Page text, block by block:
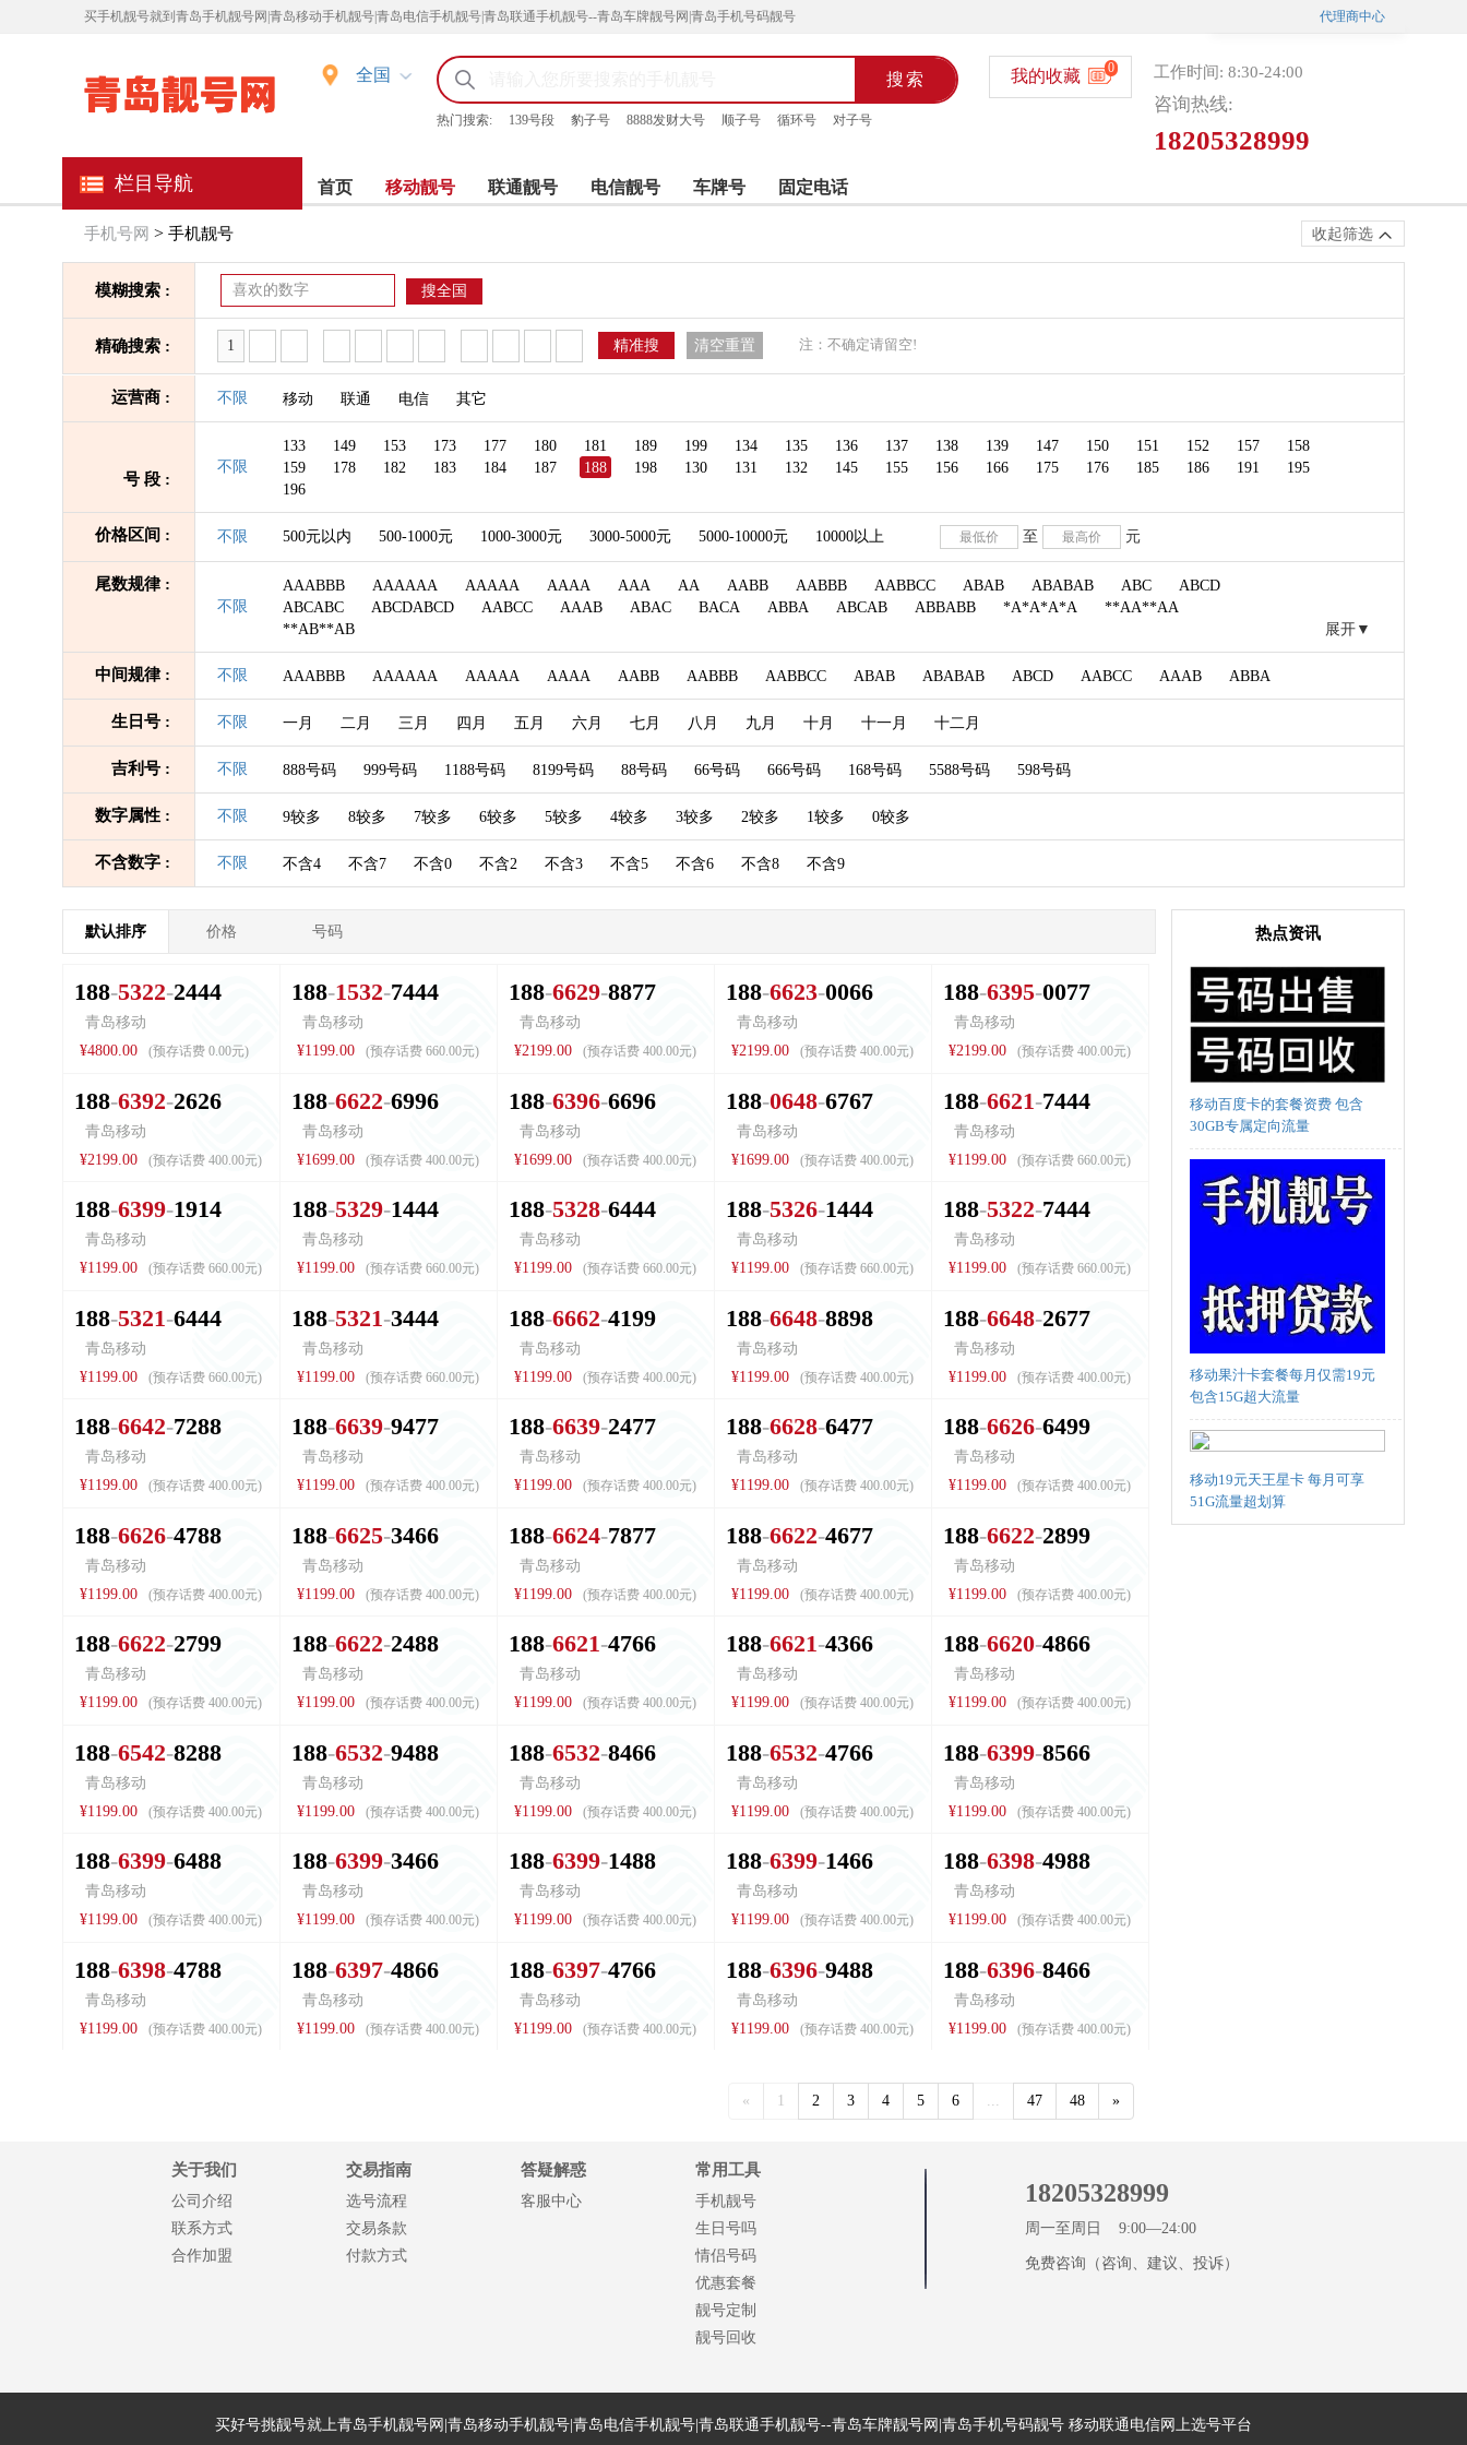
买手机靓号就到青岛手机靓号网|青岛移动手机靓号|青岛电信手机靓号|青岛联通手机靓号--青岛车牌靓号网|青岛手机号码靓号 代理商中心
微信选号
全国
热门搜索: 139号段 豹子号 8888发财大号 顺子号 循环号 对子号
我的收藏 0 工作时间: 8:30-24:00
咨询热线:
18205328999
栏目导航 首页 移动靓号 联通靓号 电信靓号 车牌号 固定电话
收起筛选
手机号网 > 手机靓号
模糊搜索 : 搜全国
精确搜索 : 精准搜 清空重置 注：不确定请留空!
运营商 : 不限 移动 联通 电信 其它
号 段 :
不限
133 149 153 173 177 180 181 189 199 134 135 136 137 138 139 147 150 151 152 157
158
159
178 182 183 184 187 188 198 130 131 132 145 155 156 166 175 176 185 186 191
195
196
价格区间 : 不限 500元以内 500-1000元 1000-3000元 3000-5000元 5000-10000元 10000以上 至 元
尾数规律 :
不限
AAABBB AAAAAA AAAAA AAAA AAA AA AABB AABBB AABBCC ABAB ABABAB ABC
ABCD
ABCABC
ABCDABCD AABCC AAAB ABAC BACA ABBA ABCAB ABBABB *A*A*A*A
**AA**AA
**AB**AB
展开▼
中间规律 : 不限 AAABBB AAAAAA AAAAA AAAA AABB AABBB AABBCC ABAB ABABAB ABCD AABCC AAAB ABBA
生日号 : 不限 一月 二月 三月 四月 五月 六月 七月 八月 九月 十月 十一月 十二月
吉利号 : 不限 888号码 999号码 1188号码 8199号码 88号码 66号码 666号码 168号码 5588号码 598号码
数字属性 : 不限 9较多 8较多 7较多 6较多 5较多 4较多 3较多 2较多 1较多 0较多
不含数字 : 不限 不含4 不含7 不含0 不含2 不含3 不含5 不含6 不含8 不含9
默认排序 价格 号码
188 5322 2444
青岛移动
¥4800.00
(预存话费 0.00元)
188 1532 7444
青岛移动
¥1199.00
(预存话费 660.00元)
188 6629 8877
青岛移动
¥2199.00
(预存话费 400.00元)
188 6623 0066
青岛移动
¥2199.00
(预存话费 400.00元)
188 6395 0077
青岛移动
¥2199.00
(预存话费 400.00元)
188 6392 2626
青岛移动
¥2199.00
(预存话费 400.00元)
188 6622 6996
青岛移动
¥1699.00
(预存话费 400.00元)
188 6396 6696
青岛移动
¥1699.00
(预存话费 400.00元)
188 0648 6767
青岛移动
¥1699.00
(预存话费 400.00元)
188 6621 7444
青岛移动
¥1199.00
(预存话费 660.00元)
188 6399 1914
青岛移动
¥1199.00
(预存话费 660.00元)
188 5329 1444
青岛移动
¥1199.00
(预存话费 660.00元)
188 5328 6444
青岛移动
¥1199.00
(预存话费 660.00元)
188 5326 1444
青岛移动
¥1199.00
(预存话费 660.00元)
188 5322 7444
青岛移动
¥1199.00
(预存话费 660.00元)
188 5321 6444
青岛移动
¥1199.00
(预存话费 660.00元)
188 5321 3444
青岛移动
¥1199.00
(预存话费 660.00元)
188 6662 4199
青岛移动
¥1199.00
(预存话费 400.00元)
188 6648 8898
青岛移动
¥1199.00
(预存话费 400.00元)
188 6648 2677
青岛移动
¥1199.00
(预存话费 400.00元)
188 6642 7288
青岛移动
¥1199.00
(预存话费 400.00元)
188 6639 9477
青岛移动
¥1199.00
(预存话费 400.00元)
188 6639 2477
青岛移动
¥1199.00
(预存话费 400.00元)
188 6628 6477
青岛移动
¥1199.00
(预存话费 400.00元)
188 6626 6499
青岛移动
¥1199.00
(预存话费 400.00元)
188 6626 4788
青岛移动
¥1199.00
(预存话费 400.00元)
188 6625 3466
青岛移动
¥1199.00
(预存话费 400.00元)
188 6624 7877
青岛移动
¥1199.00
(预存话费 400.00元)
188 6622 4677
青岛移动
¥1199.00
(预存话费 400.00元)
188 6622 2899
青岛移动
¥1199.00
(预存话费 400.00元)
188 6622 2799
青岛移动
¥1199.00
(预存话费 400.00元)
188 6622 2488
青岛移动
¥1199.00
(预存话费 400.00元)
188 6621 4766
青岛移动
¥1199.00
(预存话费 400.00元)
188 6621 4366
青岛移动
¥1199.00
(预存话费 400.00元)
188 6620 4866
青岛移动
¥1199.00
(预存话费 400.00元)
188 6542 8288
青岛移动
¥1199.00
(预存话费 400.00元)
188 6532 9488
青岛移动
¥1199.00
(预存话费 400.00元)
188 6532 8466
青岛移动
¥1199.00
(预存话费 400.00元)
188 6532 4766
青岛移动
¥1199.00
(预存话费 400.00元)
188 6399 8566
青岛移动
¥1199.00
(预存话费 400.00元)
188 6399 6488
青岛移动
¥1199.00
(预存话费 400.00元)
188 6399 3466
青岛移动
¥1199.00
(预存话费 400.00元)
188 6399 1488
青岛移动
¥1199.00
(预存话费 400.00元)
188 6399 1466
青岛移动
¥1199.00
(预存话费 400.00元)
188 6398 4988
青岛移动
¥1199.00
(预存话费 400.00元)
188 6398 4788
青岛移动
¥1199.00
(预存话费 400.00元)
188 6397 4866
青岛移动
¥1199.00
(预存话费 400.00元)
188 6397 4766
青岛移动
¥1199.00
(预存话费 400.00元)
188 6396 9488
青岛移动
¥1199.00
(预存话费 400.00元)
188 6396 8466
青岛移动
¥1199.00
(预存话费 400.00元)
« 1 2 3 4 5 6 ... 47 48 »
热点资讯
移动百度卡的套餐资费 包含
30GB专属定向流量
移动果汁卡套餐每月仅需19元
包含15G超大流量
移动19元天王星卡 每月可享
51G流量超划算
关于我们
公司介绍
联系方式
合作加盟
交易指南
选号流程
交易条款
付款方式
答疑解惑
客服中心
常用工具
手机靓号
生日号吗
情侣号码
优惠套餐
靓号定制
靓号回收
18205328999
周一至周日 9:00—24:00
免费咨询（咨询、建议、投诉）
买好号挑靓号就上青岛手机靓号网|青岛移动手机靓号|青岛电信手机靓号|青岛联通手机靓号--青岛车牌靓号网|青岛手机号码靓号 移动联通电信网上选号平台